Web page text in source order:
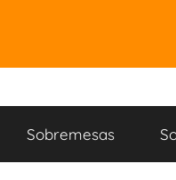
Sobremesas